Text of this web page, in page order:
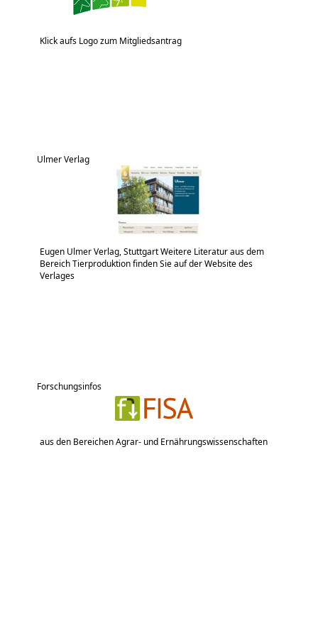
Klick aufs Logo zum Mitgliedsantrag
Ulmer Verlag
Eugen Ulmer Verlag, Stuttgart Weitere Literatur aus dem
Bereich Tierproduktion finden Sie auf der Website des
Verlages
Forschungsinfos
aus den Bereichen Agrar- und Ernährungswissenschaften